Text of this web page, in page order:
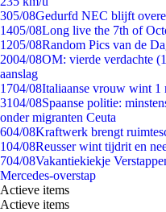
305/08Gedurfd NEC blijft
1405/08Long live the 7th of
1205/08Random Pics van de
2004/08OM: vierde verdachte
aanslag
1704/08Italiaanse vrouw wint 1
3104/08Spaanse politie:
onder migranten Ceuta
604/08Kraftwerk brengt
104/08Reusser wint tijdrit en
704/08Vakantiekiekje
Mercedes-overstap
Actieve items
Actieve items